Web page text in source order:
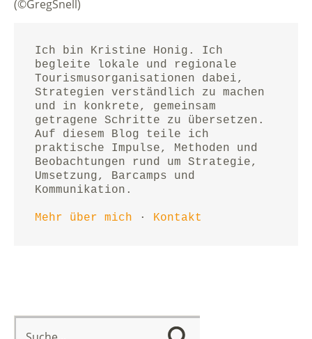
(©GregSnell)
Ich bin Kristine Honig. Ich
begleite lokale und regionale
Tourismusorganisationen dabei,
Strategien verständlich zu machen
und in konkrete, gemeinsam
getragene Schritte zu übersetzen.
Auf diesem Blog teile ich
praktische Impulse, Methoden und
Beobachtungen rund um Strategie,
Umsetzung, Barcamps und
Kommunikation.
Mehr über mich · Kontakt